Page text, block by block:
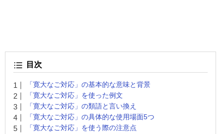
目次
「寛大なご対応」の基本的な意味と背景
「寛大なご対応」を使った例文
「寛大なご対応」の類語と言い換え
「寛大なご対応」の具体的な使用場面5つ
「寛大なご対応」を使う際の注意点